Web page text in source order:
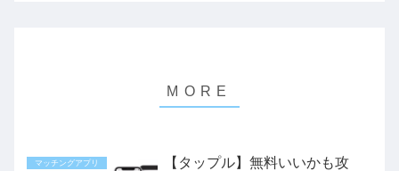
マッチングアプリ
【タップル】無料いいかも攻